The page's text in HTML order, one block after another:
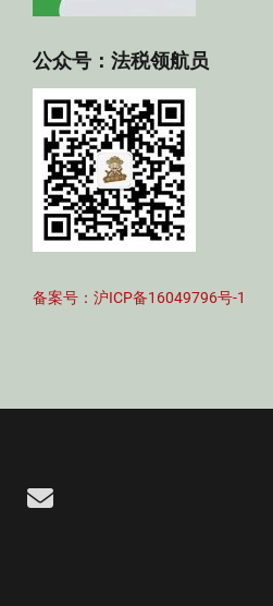
公众号：法税领航员
备案号：沪ICP备16049796号-1
Email